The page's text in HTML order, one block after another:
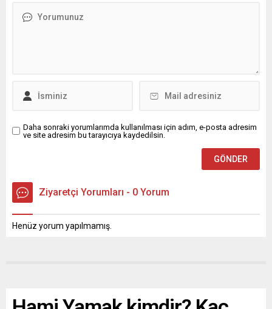
Daha sonraki yorumlarımda kullanılması için adım, e-posta adresim
ve site adresim bu tarayıcıya kaydedilsin.
Ziyaretçi Yorumları - 0 Yorum
Henüz yorum yapılmamış.